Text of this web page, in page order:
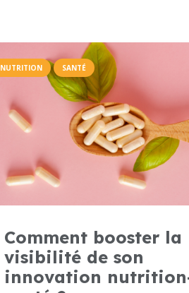
NUTRITION SANTÉ
Comment booster la
visibilité de son
innovation